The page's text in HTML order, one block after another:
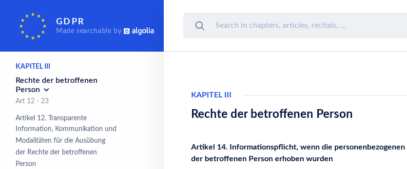
GDPR
Made searchable by
Grundsätze
Art 5 - 11
KAPITEL III
Rechte der betroffenen
Person
Art 12 - 23
Artikel 12. Transparente
Information, Kommunikation und
Modalitäten für die Ausübung
der Rechte der betroffenen
Person
KAPITEL III
Rechte der betroffenen Person
Artikel 14. Informationspflicht, wenn die
der betroffenen Person erhoben wurden